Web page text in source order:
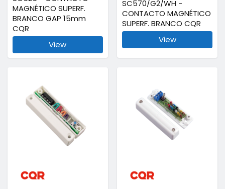
MAGNÉTICO SUPERF.
BRANCO GAP 15mm
CQR
View
SC570/G2/WH -
CONTACTO MAGNÉTICO
SUPERF. BRANCO CQR
View